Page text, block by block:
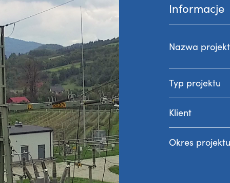
Informacje
Nazwa
Typ projektu
Klient
Okres projektu